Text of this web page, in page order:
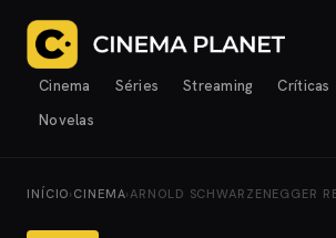
Cinema Séries Streaming Críticas
Novelas
INÍCIO› CINEMA›ARNOLD SCHWARZENEGGER